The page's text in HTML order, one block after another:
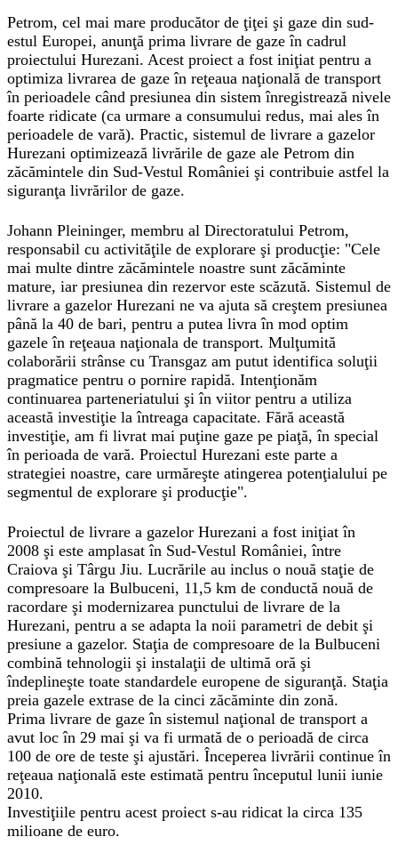
Petrom, cel mai mare producător de ţiţei şi gaze din sud-
estul Europei, anunţă prima livrare de gaze în cadrul
proiectului Hurezani. Acest proiect a fost iniţiat pentru a
optimiza livrarea de gaze în reţeaua naţională de transport
în perioadele când presiunea din sistem înregistrează nivele
foarte ridicate (ca urmare a consumului redus, mai ales în
perioadele de vară). Practic, sistemul de livrare a gazelor
Hurezani optimizează livrările de gaze ale Petrom din
zăcămintele din Sud-Vestul României şi contribuie astfel la
siguranţa livrărilor de gaze.
Johann Pleininger, membru al Directoratului Petrom,
responsabil cu activităţile de explorare şi producţie: "Cele
mai multe dintre zăcămintele noastre sunt zăcăminte
mature, iar presiunea din rezervor este scăzută. Sistemul de
livrare a gazelor Hurezani ne va ajuta să creştem presiunea
până la 40 de bari, pentru a putea livra în mod optim
gazele în reţeaua naţionala de transport. Mulţumită
colaborării strânse cu Transgaz am putut identifica soluţii
pragmatice pentru o pornire rapidă. Intenţionăm
continuarea parteneriatului şi în viitor pentru a utiliza
această investiţie la întreaga capacitate. Fără această
investiţie, am fi livrat mai puţine gaze pe piaţă, în special
în perioada de vară. Proiectul Hurezani este parte a
strategiei noastre, care urmăreşte atingerea potenţialului pe
segmentul de explorare şi producţie".
Proiectul de livrare a gazelor Hurezani a fost iniţiat în
2008 şi este amplasat în Sud-Vestul României, între
Craiova şi Târgu Jiu. Lucrările au inclus o nouă staţie de
compresoare la Bulbuceni, 11,5 km de conductă nouă de
racordare şi modernizarea punctului de livrare de la
Hurezani, pentru a se adapta la noii parametri de debit şi
presiune a gazelor. Staţia de compresoare de la Bulbuceni
combină tehnologii şi instalaţii de ultimă oră şi
îndeplineşte toate standardele europene de siguranţă. Staţia
preia gazele extrase de la cinci zăcăminte din zonă.
Prima livrare de gaze în sistemul naţional de transport a
avut loc în 29 mai şi va fi urmată de o perioadă de circa
100 de ore de teste şi ajustări. Începerea livrării continue în
reţeaua naţională este estimată pentru începutul lunii iunie
2010.
Investiţiile pentru acest proiect s-au ridicat la circa 135
milioane de euro.